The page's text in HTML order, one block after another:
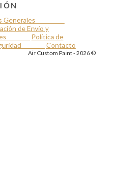
Generales
de Envío y
Política de
Contacto
Air Custom Paint - 2026 ©